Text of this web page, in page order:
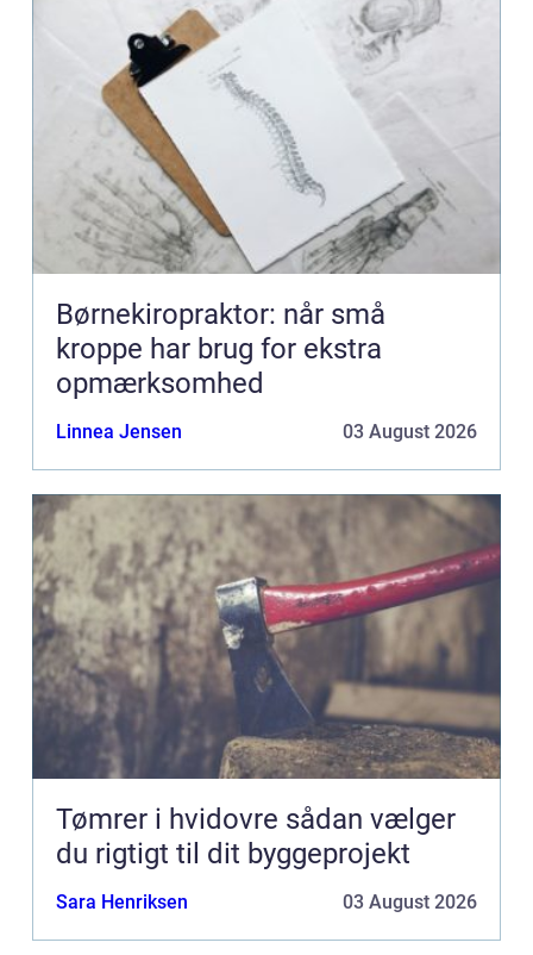
Børnekiropraktor: når små
kroppe har brug for ekstra
opmærksomhed
Linnea Jensen 03 August 2026
Tømrer i hvidovre sådan vælger
du rigtigt til dit byggeprojekt
Sara Henriksen 03 August 2026